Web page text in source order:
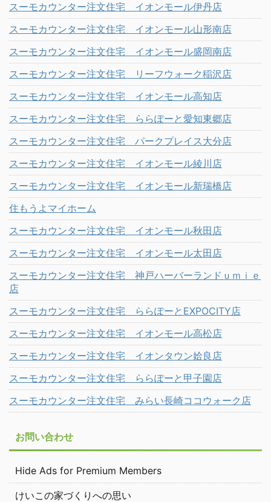
スーモカウンター注文住宅 イオンモール伊丹店
スーモカウンター注文住宅 イオンモール山形南店
スーモカウンター注文住宅 イオンモール盛岡南店
スーモカウンター注文住宅 リーフウォーク稲沢店
スーモカウンター注文住宅 イオンモール高知店
スーモカウンター注文住宅 ららぽーと愛知東郷店
スーモカウンター注文住宅 パークプレイス大分店
スーモカウンター注文住宅 イオンモール綾川店
スーモカウンター注文住宅 イオンモール新瑞橋店
住もうよマイホーム
スーモカウンター注文住宅 イオンモール秋田店
スーモカウンター注文住宅 イオンモール太田店
スーモカウンター注文住宅 神戸ハーバーランドｕｍｉｅ
店
スーモカウンター注文住宅 ららぽーとEXPOCITY店
スーモカウンター注文住宅 イオンモール高松店
スーモカウンター注文住宅 イオンタウン姶良店
スーモカウンター注文住宅 ららぽーと甲子園店
スーモカウンター注文住宅 みらい長崎ココウォーク店
お問い合わせ
Hide Ads for Premium Members
けいこの家づくりへの思い